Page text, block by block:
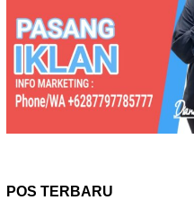
POS TERBARU